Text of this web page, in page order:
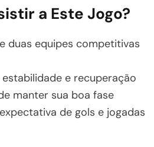
a Este Jogo?
duas equipes competitivas
e recuperação
manter sua boa fase
de gols e jogadas